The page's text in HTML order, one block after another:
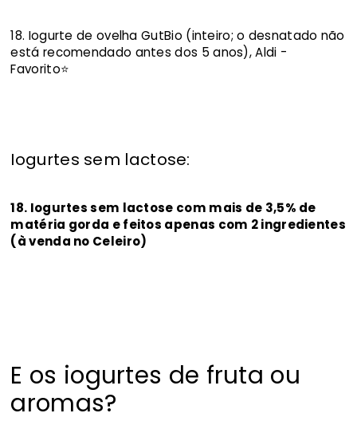
18. Iogurte de ovelha GutBio (inteiro; o desnatado não
está recomendado antes dos 5 anos), Aldi -
Favorito⭐
Iogurtes sem lactose:
18. Iogurtes sem lactose com mais de 3,5% de
matéria gorda e feitos apenas com 2 ingredientes
(à venda no Celeiro)
E os iogurtes de fruta ou
aromas?